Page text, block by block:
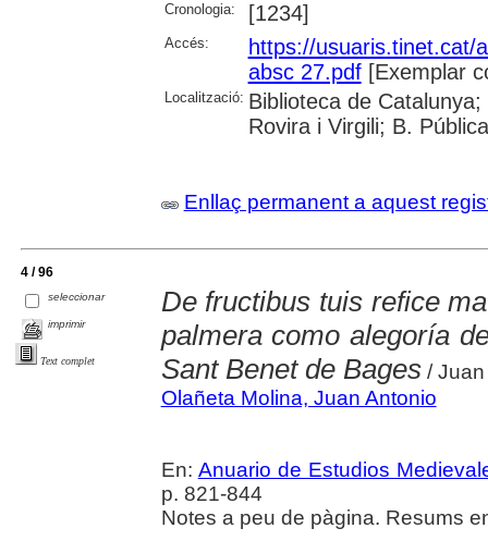
Cronologia: [1234]
Accés:
https://usuaris.tinet.cat/
absc 27.pdf[Exemplar
Localització: Biblioteca de
Rovira i Virgili; B.
Enllaç permanent a aquest
4 / 96
seleccionar
imprimir
Text complet
De fructibus tuis refice
palmera como alegoría
Sant Benet de Bages/ Juan
Olañeta Molina, Juan Antonio
En: Anuario de Estudios
p. 821-844
Notes a peu de pàgina. Resums